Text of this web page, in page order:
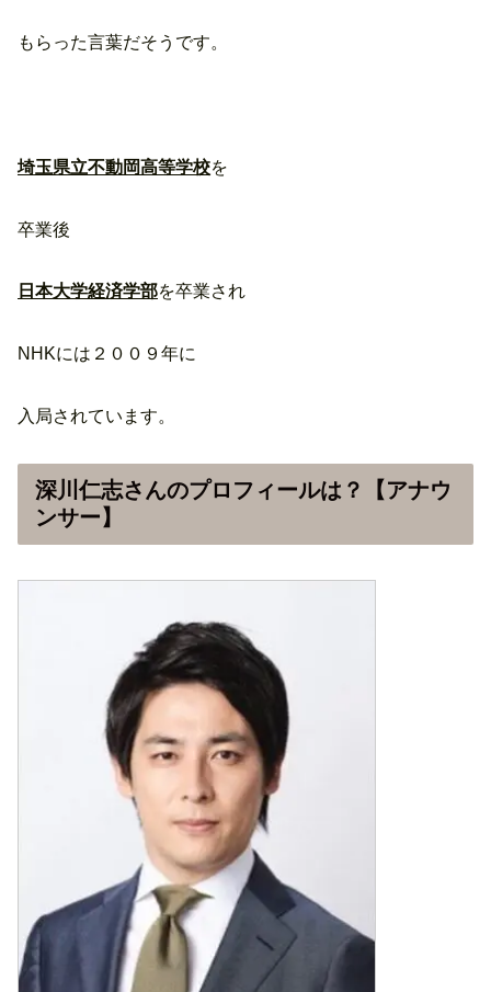
もらった言葉だそうです。
埼玉県立不動岡高等学校を
卒業後
日本大学経済学部を卒業され
NHKには２００９年に
入局されています。
深川仁志さんのプロフィールは？【アナウ
ンサー】